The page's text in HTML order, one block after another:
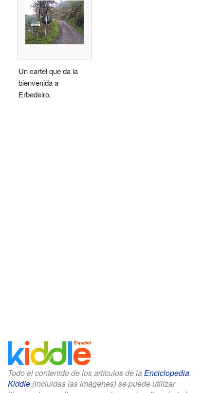
Un cartel que da la
bienvenida a
Erbedeiro.
Todo el contenido de los artículos de la Enciclopedia
Kiddle (incluidas las imágenes) se puede utilizar